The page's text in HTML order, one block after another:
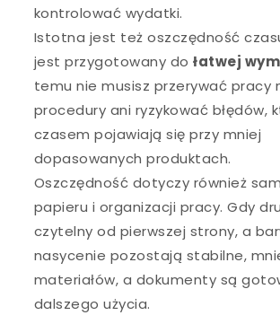
kontrolować wydatki.
Istotna jest też oszczędność
jest przygotowany dołatwej
temu nie musisz przerywać pracy
procedury ani ryzykować błędów,
czasem pojawiają się przy mniej
dopasowanych produktach.
Oszczędność dotyczy również
papieru i organizacji pracy. Gdy
czytelny od pierwszej strony, a
nasycenie pozostają stabilne,
materiałów, a dokumenty są
dalszego użycia.